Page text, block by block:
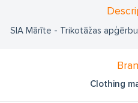
SIA Mārīte - Trikotāžas
Clothing